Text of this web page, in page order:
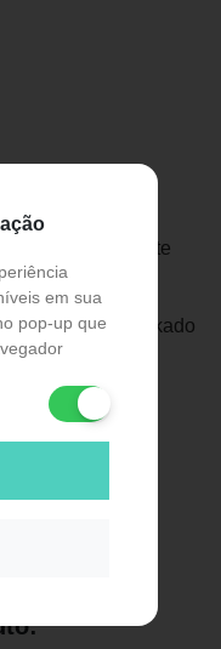
em sua
pop-up que
qualidade, para te
e aplique silkado